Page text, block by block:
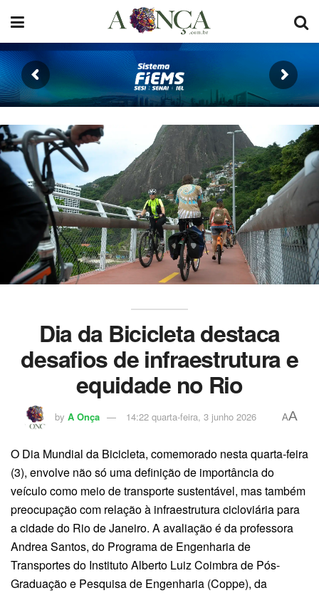
Dia da Bicicleta destaca
desafios de infraestrutura e
equidade no Rio
by A Onça 14:22 quarta-feira, 3 junho 2026 AA
O Dia Mundial da Bicicleta, comemorado nesta quarta-feira
(3), envolve não só uma definição de importância do
veículo como meio de transporte sustentável, mas também
preocupação com relação à infraestrutura cicloviária para
a cidade do Rio de Janeiro. A avaliação é da professora
Andrea Santos, do Programa de Engenharia de
Transportes do Instituto Alberto Luiz Coimbra de Pós-
Graduação e Pesquisa de Engenharia (Coppe), da